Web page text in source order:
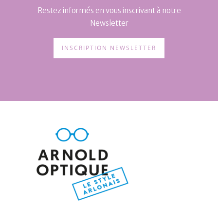
Restez informés en vous inscrivant à notre
Newsletter
INSCRIPTION NEWSLETTER